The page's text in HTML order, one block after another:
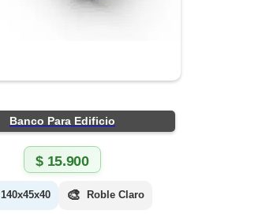
Banco Para Edificio
$15.900
140x45x40 🎨 Roble Claro